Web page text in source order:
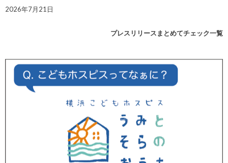
2026年7月21日
プレスリリースまとめてチェック一覧